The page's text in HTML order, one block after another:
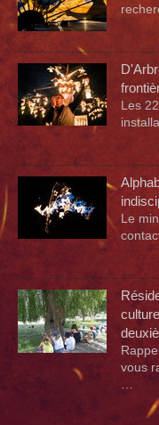
Les
Le
vous